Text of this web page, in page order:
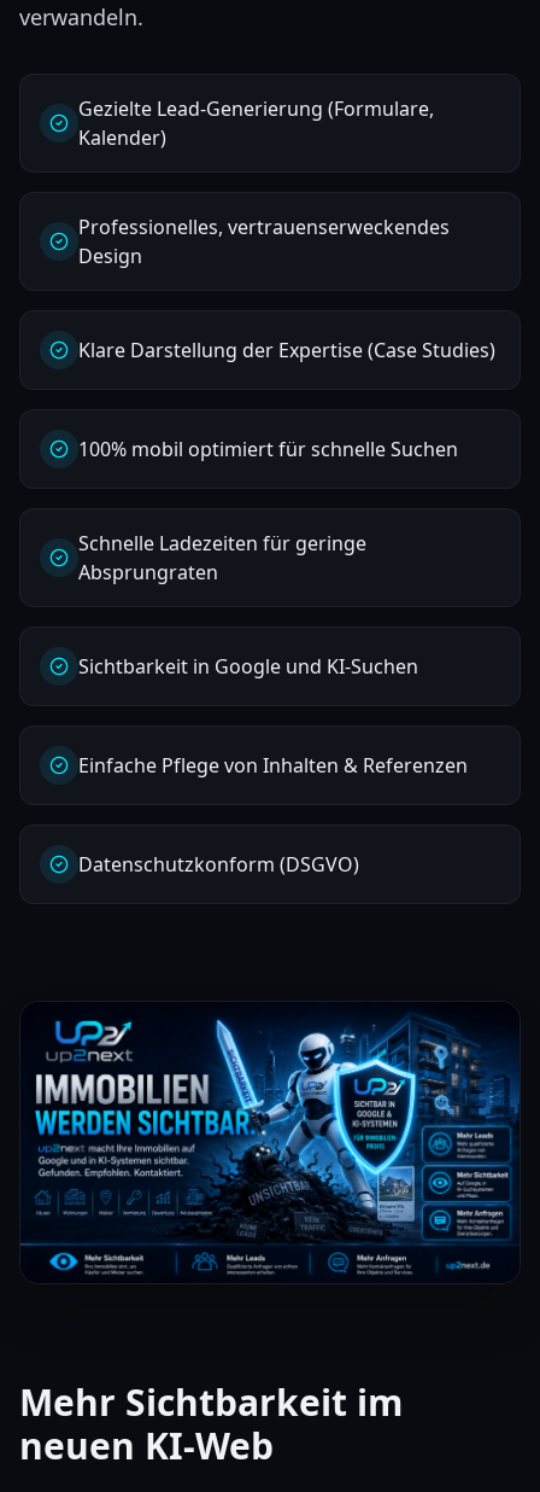
verwandeln.
Gezielte Lead-Generierung (Formulare,
Kalender)
Professionelles, vertrauenserweckendes
Design
Klare Darstellung der Expertise (Case Studies)
100% mobil optimiert für schnelle Suchen
Schnelle Ladezeiten für geringe
Absprungraten
Sichtbarkeit in Google und KI-Suchen
Einfache Pflege von Inhalten & Referenzen
Datenschutzkonform (DSGVO)
Mehr Sichtbarkeit im
neuen KI-Web